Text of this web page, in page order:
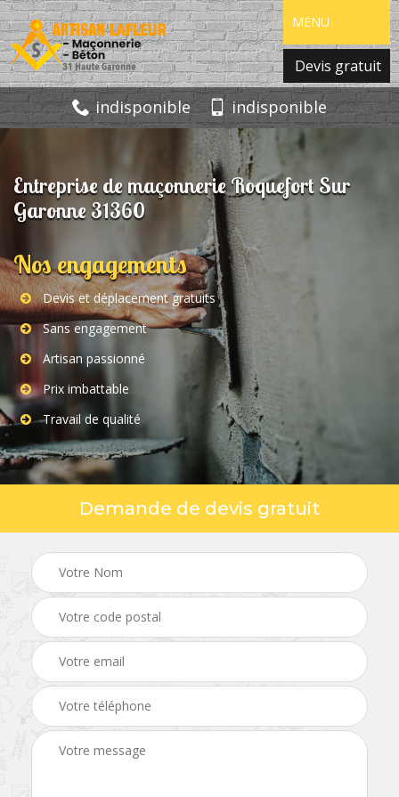
MENU
Devis gratuit
indisponible indisponible
Entreprise de maçonnerie Roquefort Sur
Garonne 31360
Nos engagements
Devis et déplacement gratuits
Sans engagement
Artisan passionné
Prix imbattable
Travail de qualité
Demande de devis gratuit